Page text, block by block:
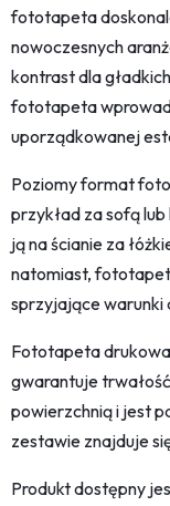
fototapeta
nowoczesnych
kontrast dla
fototapeta
uporządkowanej
Poziomy format
przykład za sofą
ją na ścianie za
natomiast,
sprzyjające warunki
Fototapeta
gwarantuje
powierzchnią i jest
zestawie znajduje
Produkt dostępny